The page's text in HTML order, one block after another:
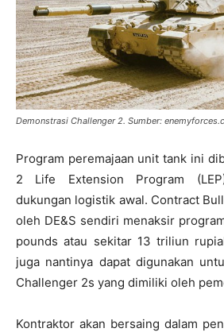
Demonstrasi Challenger 2. Sumber:
Program peremajaan unit tank ini
2 Life Extension Program
dukungan logistik awal. Contract
oleh DE&S sendiri menaksir
pounds atau sekitar 13 triliun
juga nantinya dapat digunakan
Challenger 2s yang dimiliki oleh
Kontraktor akan bersaing dalam